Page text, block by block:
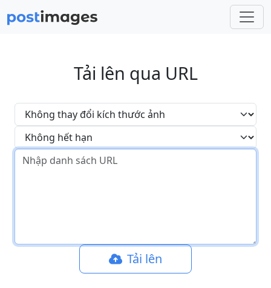
Tải lên qua URL
Tải lên